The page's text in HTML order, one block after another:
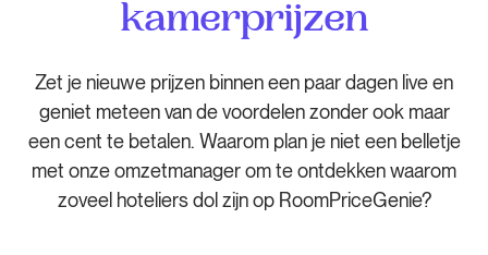
kamerprijzen
Zet je nieuwe prijzen binnen een paar dagen live en
geniet meteen van de voordelen zonder ook maar
een cent te betalen. Waarom plan je niet een belletje
met onze omzetmanager om te ontdekken waarom
zoveel hoteliers dol zijn op RoomPriceGenie?